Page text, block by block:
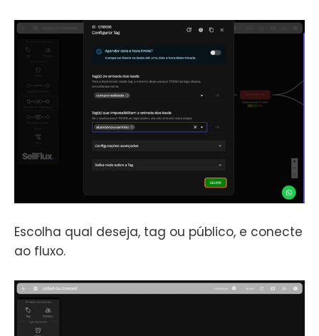
Escolha qual deseja, tag ou público, e conecte
ao fluxo.